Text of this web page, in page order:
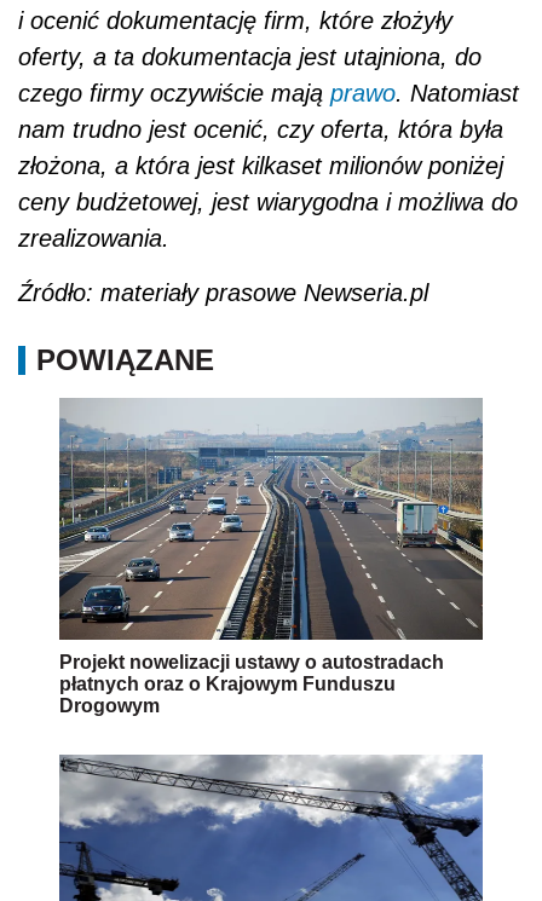
i ocenić dokumentację firm, które złożyły
oferty, a ta dokumentacja jest utajniona, do
czego firmy oczywiście mają prawo. Natomiast
nam trudno jest ocenić, czy oferta, która była
złożona, a która jest kilkaset milionów poniżej
ceny budżetowej, jest wiarygodna i możliwa do
zrealizowania.
Źródło: materiały prasowe Newseria.pl
POWIĄZANE
Projekt nowelizacji ustawy o autostradach
płatnych oraz o Krajowym Funduszu
Drogowym